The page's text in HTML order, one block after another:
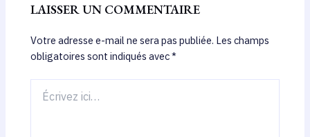
LAISSER UN COMMENTAIRE
Votre adresse e-mail ne sera pas publiée. Les champs
obligatoires sont indiqués avec*
ici…